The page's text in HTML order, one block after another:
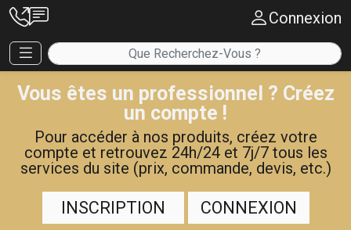
Connexion
Vous êtes un professionnel ? Créez
un compte !
Pour accéder à nos produits, créez votre
compte et retrouvez 24h/24 et 7j/7 tous les
services du site (prix, commande, devis, etc.)
INSCRIPTION CONNEXION